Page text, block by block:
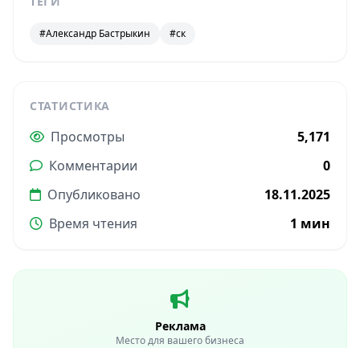
#Александр Бастрыкин #ск
СТАТИСТИКА
Просмотры
5,171
Комментарии
0
Опубликовано
18.11.2025
Время чтения
1 мин
Реклама
Место для вашего бизнеса